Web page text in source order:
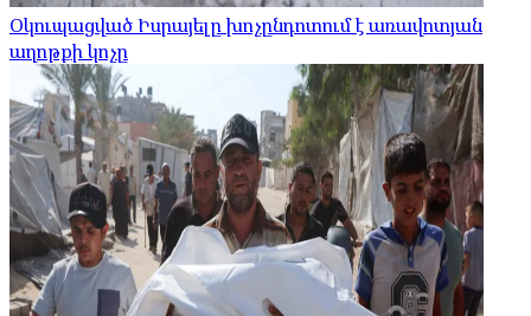
Օկուպացված Իսրայելը խոչընդոտում է առավոտյան
աղոթքի կոչը